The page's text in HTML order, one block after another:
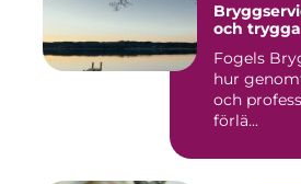
och
Fogels
hur
och
förlä...